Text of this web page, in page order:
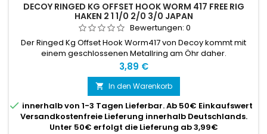
DECOY RINGED KG OFFSET HOOK WORM 417 FREE RIG
HAKEN 2 1 1/0 2/0 3/0 JAPAN
Bewertungen: 0
Der Ringed Kg Offset Hook Worm417 von Decoy kommt mit
einem geschlossenen Metallring am Öhr daher.
Preis
3,89 €
 In den Warenkorb
 innerhalb von 1-3 Tagen Lieferbar. Ab 50€ Einkaufswert
Versandkostenfreie Lieferung innerhalb Deutschlands.
Unter 50€ erfolgt die Lieferung ab 3,99€